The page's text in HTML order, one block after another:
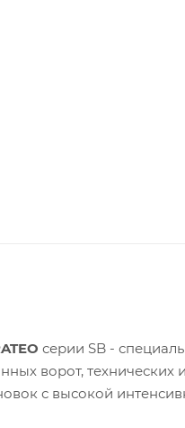
серии SB -
ворот,
с высокой